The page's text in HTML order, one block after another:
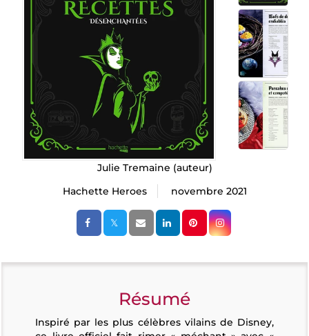
Julie Tremaine (auteur)
Hachette Heroes
novembre 2021
Résumé
Inspiré par les plus célèbres vilains de Disney,